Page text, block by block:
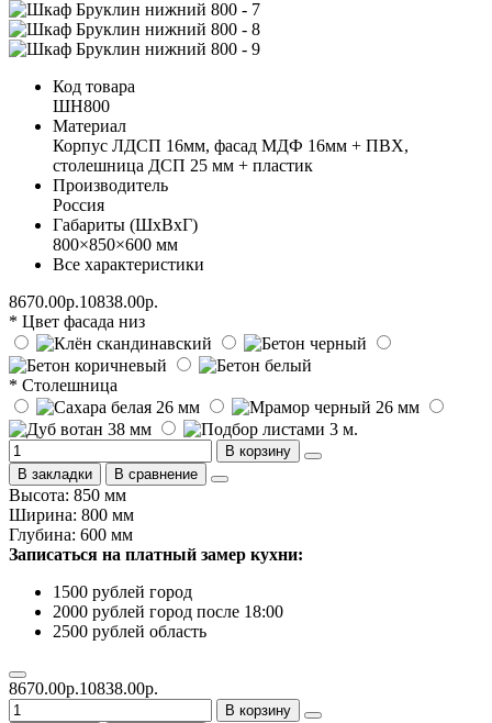
Код товара
ШН800
Материал
Корпус ЛДСП 16мм, фасад МДФ 16мм + ПВХ,
столешница ДСП 25 мм + пластик
Производитель
Россия
Габариты (ШхВхГ)
800×850×600 мм
Все характеристики
8670.00р.10838.00р.
* Цвет фасада низ
* Столешница
В корзину
В закладки
В сравнение
Высота: 850 мм
Ширина: 800 мм
Глубина: 600 мм
Записаться на платный замер кухни:
1500 рублей город
2000 рублей город после 18:00
2500 рублей область
8670.00р.10838.00р.
В корзину